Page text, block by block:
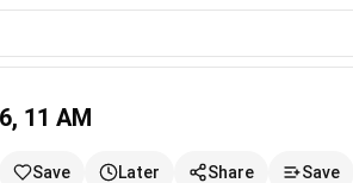
11 AM
Save Later Share Save